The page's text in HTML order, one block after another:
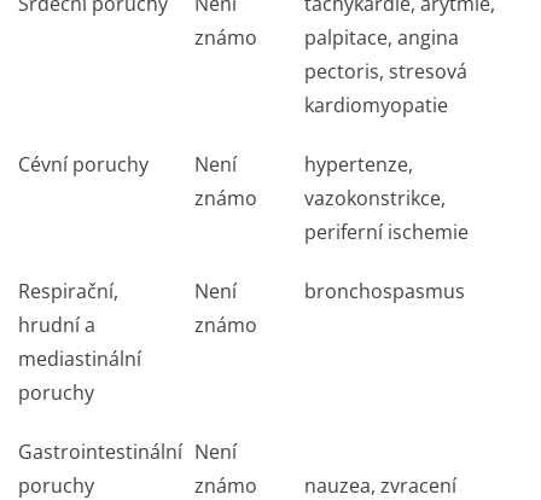
známo
palpitace, angina
pectoris, stresová
kardiomyopatie
Cévní poruchy
Není
známo
hypertenze,
vazokonstrikce,
periferní ischemie
Respirační,
hrudní a
mediastinální
poruchy
Není
známo
bronchospasmus
Gastrointestinální
poruchy
Není
známo
nauzea, zvracení